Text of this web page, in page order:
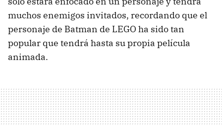
muchos enemigos invitados, recordando que el
personaje de Batman de LEGO ha sido tan
popular que tendrá hasta su propia película
animada.